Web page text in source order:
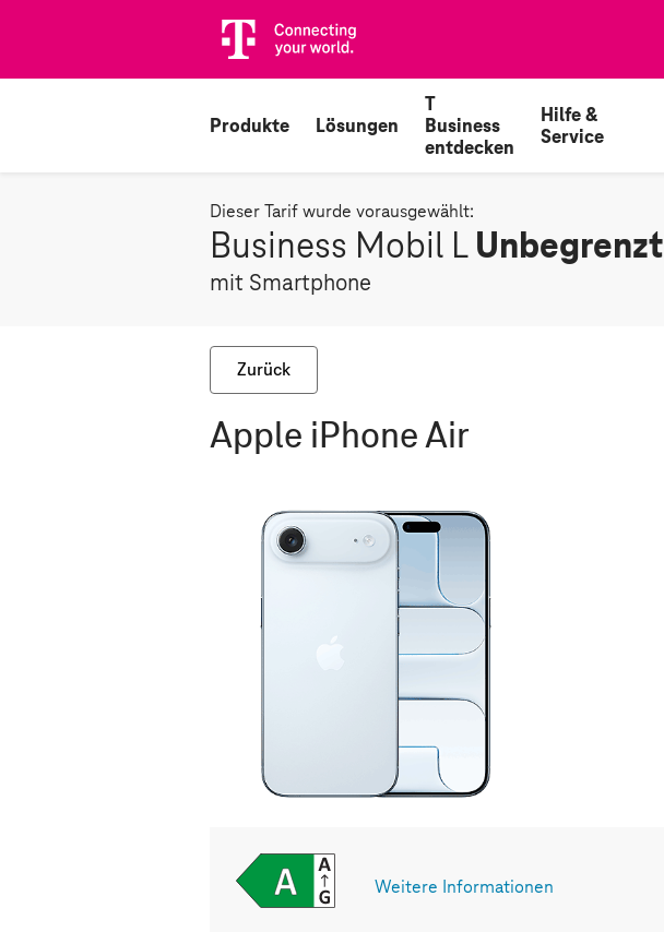
Produkte Lösungen
T
Business
entdecken
Hilfe &
Service
Dieser Tarif wurde vorausgewählt:
Business Mobil L Unbegrenzt
mit Smartphone
Zurück
Apple iPhone Air
Weitere Informationen